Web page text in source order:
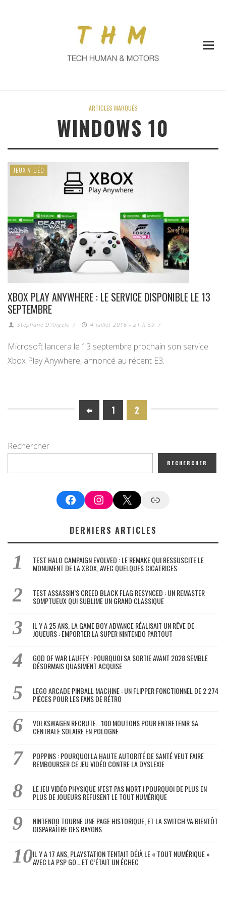
ARTICLES MARQUÉS
WINDOWS 10
JEUX VIDÉO
XBOX PLAY ANYWHERE : LE SERVICE DISPONIBLE LE 13
SEPTEMBRE
Stéphane D'Angelo / 4 juillet 2016 - 21 h 59 /
Microsoft lancera le 13 septembre prochain son service
Xbox Play Anywhere, annoncé au récent E3.
1 2
Rechercher
RECHERCHER
FacebookInstagram
X Google News
DERNIERS ARTICLES
TEST HALO CAMPAIGN EVOLVED : LE REMAKE QUI RESSUSCITE LE
MONUMENT DE LA XBOX, AVEC QUELQUES CICATRICES
TEST ASSASSIN’S CREED BLACK FLAG RESYNCED : UN REMASTER
SOMPTUEUX QUI SUBLIME UN GRAND CLASSIQUE
IL Y A 25 ANS, LA GAME BOY ADVANCE RÉALISAIT UN RÊVE DE
JOUEURS : EMPORTER LA SUPER NINTENDO PARTOUT
GOD OF WAR LAUFEY : POURQUOI SA SORTIE AVANT 2028 SEMBLE
DÉSORMAIS QUASIMENT ACQUISE
LEGO ARCADE PINBALL MACHINE : UN FLIPPER FONCTIONNEL DE 2 274
PIÈCES POUR LES FANS DE RÉTRO
VOLKSWAGEN RECRUTE… 100 MOUTONS POUR ENTRETENIR SA
CENTRALE SOLAIRE EN POLOGNE
POPPINS : POURQUOI LA HAUTE AUTORITÉ DE SANTÉ VEUT FAIRE
REMBOURSER CE JEU VIDÉO CONTRE LA DYSLEXIE
LE JEU VIDÉO PHYSIQUE N’EST PAS MORT ! POURQUOI DE PLUS EN
PLUS DE JOUEURS REFUSENT LE TOUT NUMÉRIQUE
NINTENDO TOURNE UNE PAGE HISTORIQUE, ET LA SWITCH VA BIENTÔT
DISPARAÎTRE DES RAYONS
IL Y A 17 ANS, PLAYSTATION TENTAIT DÉJÀ LE « TOUT NUMÉRIQUE »
AVEC LA PSP GO… ET C’ÉTAIT UN ÉCHEC